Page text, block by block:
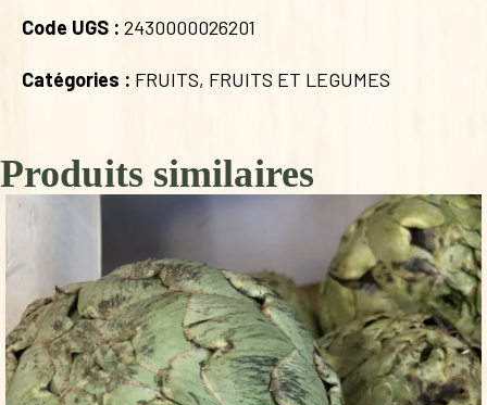
Code UGS : 2430000026201
Catégories : FRUITS, FRUITS ET LEGUMES
Produits similaires